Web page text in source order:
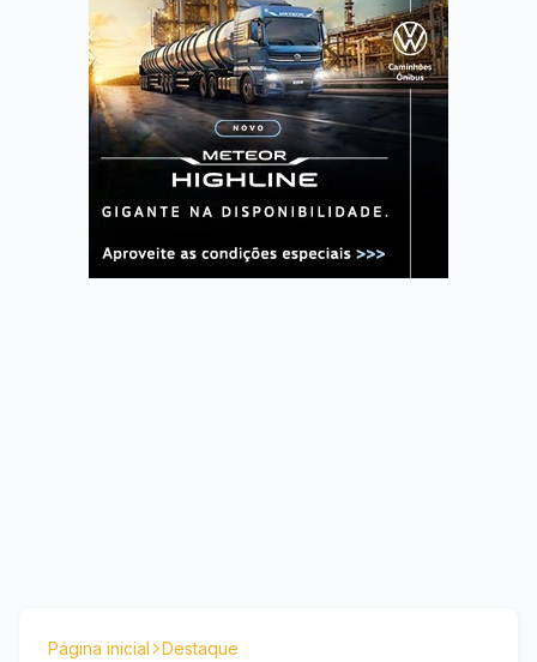
Página inicial Destaque